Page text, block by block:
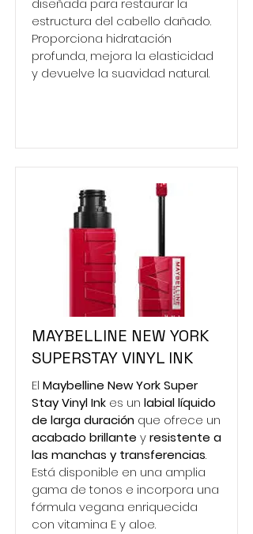
diseñada para restaurar la
estructura del cabello dañado.
Proporciona hidratación
profunda, mejora la elasticidad
y devuelve la suavidad natural.
MAYBELLINE NEW YORK
SUPERSTAY VINYL INK
El Maybelline New York Super
Stay Vinyl Ink es un labial líquido
de larga duración que ofrece un
acabado brillante yresistente a
las manchas y transferencias.
Está disponible en una amplia
gama de tonos e incorpora una
fórmula vegana enriquecida
con vitamina E y aloe.